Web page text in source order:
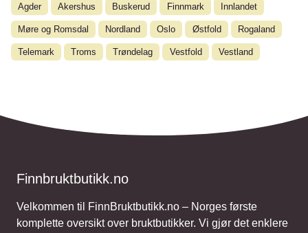
Agder Akershus Buskerud Finnmark Innlandet
Møre og Romsdal Nordland Oslo Østfold Rogaland
Telemark Troms Trøndelag Vestfold Vestland
Finnbruktbutikk.no
Velkommen til FinnBruktbutikk.no – Norges første
komplette oversikt over bruktbutikker. Vi gjør det enklere